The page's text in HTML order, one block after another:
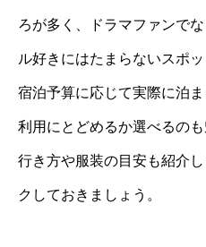
ろが多く、ドラマファンで
ル好きにはたまらないスポッ
宿泊予算に応じて実際に泊
利用にとどめるか選べるのも
行き方や服装の目安も紹介
クしておきましょう。